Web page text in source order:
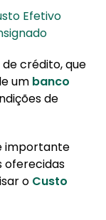
Efetivo
crédito, que
um banco
de
importante
oferecidas
o Custo